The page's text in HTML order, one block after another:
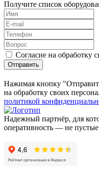
Получите список
Согласие на обработку
Отправить
Нажимая кнопку
на обработку своих
политикой
Надежный партнёр, для
оперативность — не пустые